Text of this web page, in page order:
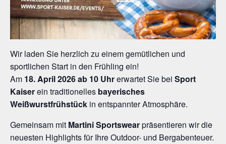
Wir laden Sie herzlich zu einem gemütlichen und
sportlichen Start in den Frühling ein!
Am 18. April 2026 ab 10 Uhrerwartet Sie bei Sport
Kaiserein traditionelles bayerisches
Weißwurstfrühstück in entspannter Atmosphäre.
Gemeinsam mit Martini Sportswearpräsentieren wir die
neuesten Highlights für Ihre Outdoor- und Bergabenteuer.